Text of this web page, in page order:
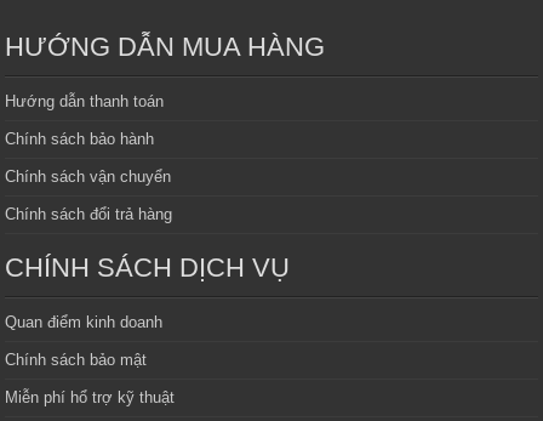
HƯỚNG DẪN MUA HÀNG
Hướng dẫn thanh toán
Chính sách bảo hành
Chính sách vận chuyển
Chính sách đổi trả hàng
CHÍNH SÁCH DỊCH VỤ
Quan điểm kinh doanh
Chính sách bảo mật
Miễn phí hổ trợ kỹ thuật